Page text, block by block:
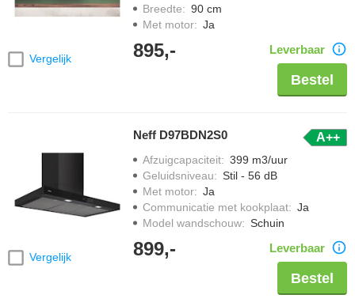
Vergelijk
Breedte: 90 cm
Met motor: Ja
895,- Leverbaar
Bestel
Vergelijk
Neff D97BDN2S0 A++
Afzuigcapaciteit: 399 m3/uur
Geluidsniveau: Stil - 56 dB
Met motor: Ja
Communicatie met kookplaat: Ja
Model wandschouw: Schuin
899,- Leverbaar
Bestel